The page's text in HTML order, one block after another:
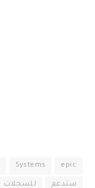
epic
Systems
ستدعم للسجلات